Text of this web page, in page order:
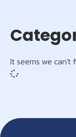
It seems we can't